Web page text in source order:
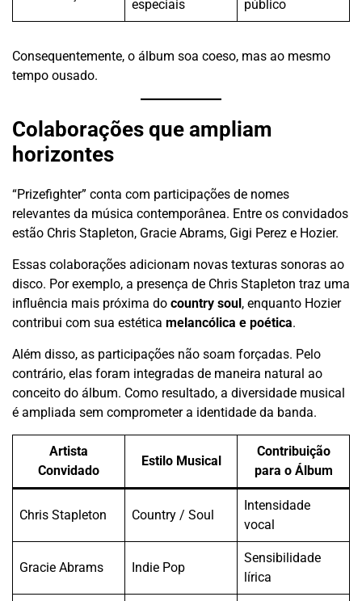
especiais
público
Consequentemente, o álbum soa coeso, mas ao mesmo
tempo ousado.
Colaborações que ampliam
horizontes
“Prizefighter” conta com participações de nomes
relevantes da música contemporânea. Entre os convidados
estão Chris Stapleton, Gracie Abrams, Gigi Perez e Hozier.
Essas colaborações adicionam novas texturas sonoras ao
disco. Por exemplo, a presença de Chris Stapleton traz uma
influência mais próxima do country soul, enquanto Hozier
contribui com sua estética melancólica e poética.
Além disso, as participações não soam forçadas. Pelo
contrário, elas foram integradas de maneira natural ao
conceito do álbum. Como resultado, a diversidade musical
é ampliada sem comprometer a identidade da banda.
Artista
Convidado
Estilo Musical
Contribuição
para o Álbum
Chris Stapleton Country / Soul
Intensidade
vocal
Gracie Abrams Indie Pop
Sensibilidade
lírica